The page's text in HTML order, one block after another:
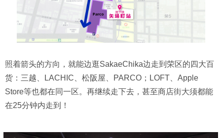
照着箭头的方向，就能边逛SakaeChika边走到荣区的四大百
货：三越、LACHIC、松阪屋、PARCO；LOFT、Apple
Store等也都在同一区。再继续走下去，甚至商店街大须都能
在25分钟内走到！